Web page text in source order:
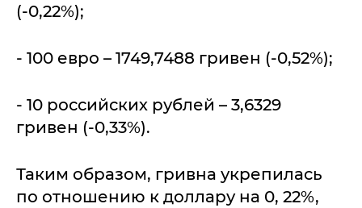
(-0,22%);
- 100 евро – 1749,7488 гривен (-0,52%);
- 10 российских рублей – 3,6329
гривен (-0,33%).
Таким образом, гривна укрепилась
по отношению к доллару на 0, 22%,